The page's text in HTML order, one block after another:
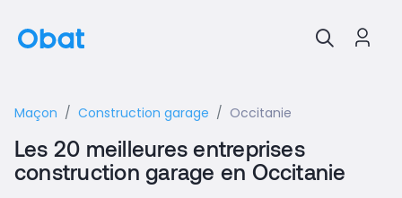
Maçon Construction garage Occitanie
Les 20 meilleures entreprises
construction garage en Occitanie